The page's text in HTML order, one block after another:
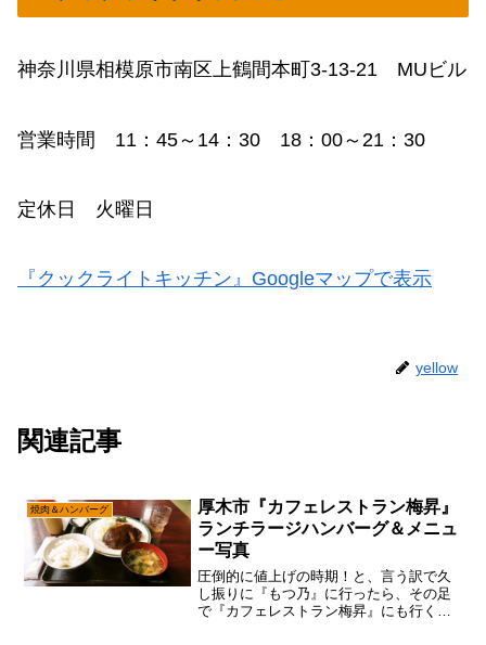
神奈川県相模原市南区上鶴間本町3-13-21 MUビル
営業時間 11：45～14：30 18：00～21：30
定休日 火曜日
『クックライトキッチン』Googleマップで表示
yellow
関連記事
焼肉＆ハンバーグ
厚木市『カフェレストラン梅昇』
ランチラージハンバーグ＆メニュ
ー写真
圧倒的に値上げの時期！と、言う訳で久
し振りに『もつ乃』に行ったら、その足
で『カフェレストラン梅昇』にも行くパ